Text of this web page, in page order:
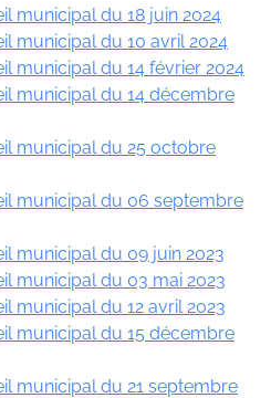
municipal du 18 juin 2024
municipal du 10 avril 2024
municipal du 14 février 2024
municipal du 14 décembre
municipal du 25 octobre
municipal du 06 septembre
municipal du 09 juin 2023
municipal du 03 mai 2023
municipal du 12 avril 2023
municipal du 15 décembre
municipal du 21 septembre